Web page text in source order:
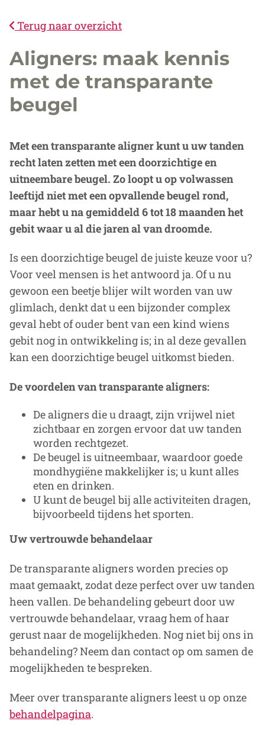
Terug naar overzicht
Aligners: maak kennis
met de transparante
beugel
Met een transparante aligner kunt u uw tanden
recht laten zetten met een doorzichtige en
uitneembare beugel. Zo loopt u op volwassen
leeftijd niet met een opvallende beugel rond,
maar hebt u na gemiddeld 6 tot 18 maanden het
gebit waar u al die jaren al van droomde.
Is een doorzichtige beugel de juiste keuze voor u?
Voor veel mensen is het antwoord ja. Of u nu
gewoon een beetje blijer wilt worden van uw
glimlach, denkt dat u een bijzonder complex
geval hebt of ouder bent van een kind wiens
gebit nog in ontwikkeling is; in al deze gevallen
kan een doorzichtige beugel uitkomst bieden.
De voordelen van transparante aligners:
De aligners die u draagt, zijn vrijwel niet
zichtbaar en zorgen ervoor dat uw tanden
worden rechtgezet.
De beugel is uitneembaar, waardoor goede
mondhygiëne makkelijker is; u kunt alles
eten en drinken.
U kunt de beugel bij alle activiteiten dragen,
bijvoorbeeld tijdens het sporten.
Uw vertrouwde behandelaar
De transparante aligners worden precies op
maat gemaakt, zodat deze perfect over uw tanden
heen vallen. De behandeling gebeurt door uw
vertrouwde behandelaar, vraag hem of haar
gerust naar de mogelijkheden. Nog niet bij ons in
behandeling? Neem dan contact op om samen de
mogelijkheden te bespreken.
Meer over transparante aligners leest u op onze
behandelpagina.